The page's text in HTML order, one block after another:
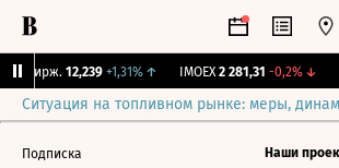
Бирж. 12,239 +1,31%↑ IMOEX 2 281,31 -0,2%↓
Ситуация на топливном рынке: меры,
Подписка Наши